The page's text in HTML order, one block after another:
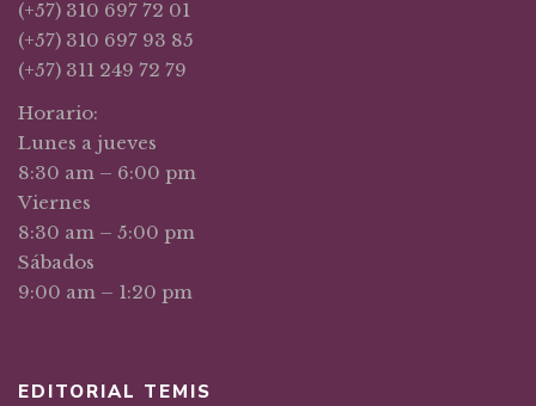
(+57) 310 697 72 01
(+57) 310 697 93 85
(+57) 311 249 72 79
Horario:
Lunes a jueves
8:30 am – 6:00 pm
Viernes
8:30 am – 5:00 pm
Sábados
9:00 am – 1:20 pm
EDITORIAL TEMIS